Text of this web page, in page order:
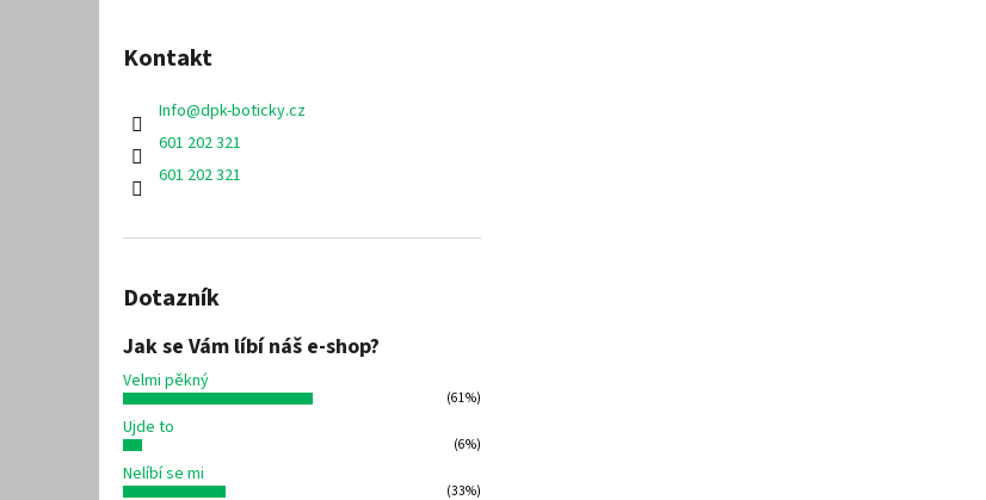
Kontakt
Info@dpk-boticky.cz
601 202 321
601 202 321
Dotazník
Jak se Vám líbí náš e-shop?
Velmi pěkný
(61%)
Ujde to
(6%)
Nelíbí se mi
(33%)